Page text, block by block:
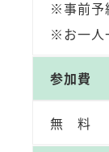
※事前予
※お一人
参加費
無 料